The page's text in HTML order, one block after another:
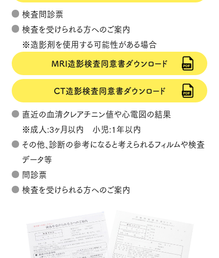
検査問診票
検査を受けられる方へのご案内
※造影剤を使用する可能性がある場合
MRI造影検査同意書ダウンロード
CT造影検査同意書ダウンロード
直近の血清クレアチニン値や心電図の結果
※成人:3ヶ月以内 小児:1年以内
その他、診断の参考になると考えられるフィルムや検査
データ等
問診票
検査を受けられる方へのご案内